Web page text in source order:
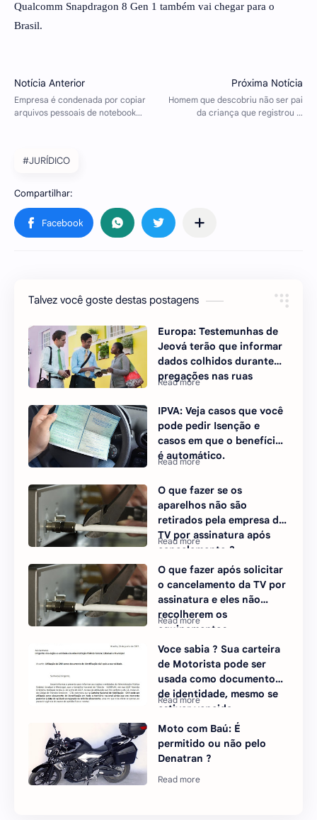
Qualcomm Snapdragon 8 Gen 1 também vai chegar para o
Brasil.
#JURÍDICO
Talvez você goste destas postagens
Europa: Testemunhas de
Jeová terão que informar
dados colhidos durante
pregações nas ruas
IPVA: Veja casos que você
pode pedir Isenção e
casos em que o benefício
é automático.
O que fazer se os
aparelhos não são
retirados pela empresa de
TV por assinatura após
cancelamento ?
O que fazer após solicitar
o cancelamento da TV por
assinatura e eles não
recolherem os
equipamentos.
Voce sabia ? Sua carteira
de Motorista pode ser
usada como documento
de identidade, mesmo se
estiver vencida
Moto com Baú: É
permitido ou não pelo
Denatran ?